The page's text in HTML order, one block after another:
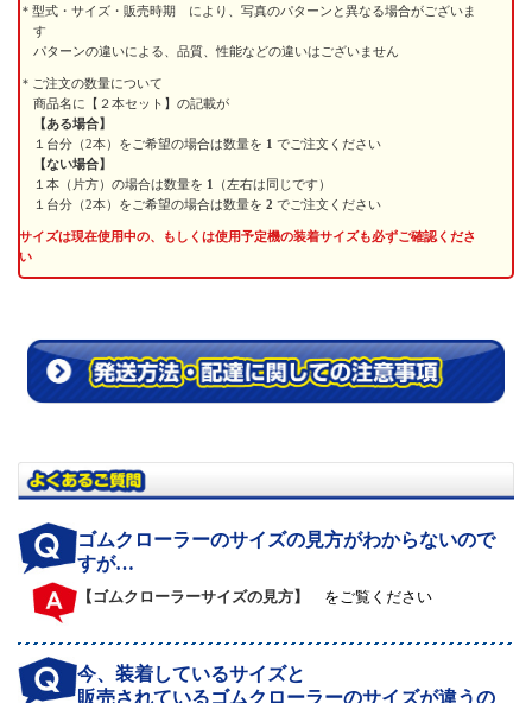
型式・サイズ・販売時期 により、写真のパターンと異なる場合がございま
す
パターンの違いによる、品質、性能などの違いはございません
ご注文の数量について
商品名に【２本セット】の記載が
【ある場合】
１台分（2本）をご希望の場合は数量を 1 でご注文ください
【ない場合】
１本（片方）の場合は数量を 1
（左右は同じです）
１台分（2本）をご希望の場合は数量を 2 でご注文ください
サイズは現在使用中の、もしくは使用予定機の装着サイズも必ずご確認くださ
い
ゴムクローラーのサイズの見方がわからないので
すが…
【ゴムクローラーサイズの見方】 をご覧ください
今、装着しているサイズと
販売されているゴムクローラーのサイズが違うの